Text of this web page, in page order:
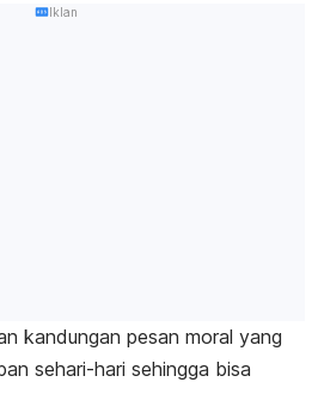
Iklan
kandungan pesan moral yang
sehari-hari sehingga bisa